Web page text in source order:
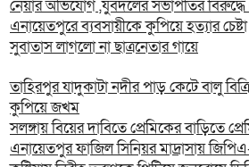
নেয়ার অভিযোগ ,যুবদলের সভাপতির
এনায়েতপুরে ব্যবসায়ীকে কুপিয়ে হত্যার চেষ্টা
সুবাতাস লাগলো না ছাত্রনেতার গায়ে
তাহিরপুর যাদুকাটা নদীর পাড় কেটে বালু
কুপিয়ে জখম
সলঙ্গায় বিয়ের দাবিতে প্রেমিকের বাড়িতে
এনায়েতপুর ফাজিল সিনিয়র মাদ্রাসায়